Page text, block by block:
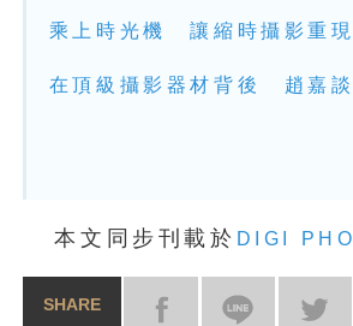
乘上時光機 讓縮時攝影重現
在頂級攝影器材背後 趙嘉談
本文同步刊載於 DIGI
SHARE